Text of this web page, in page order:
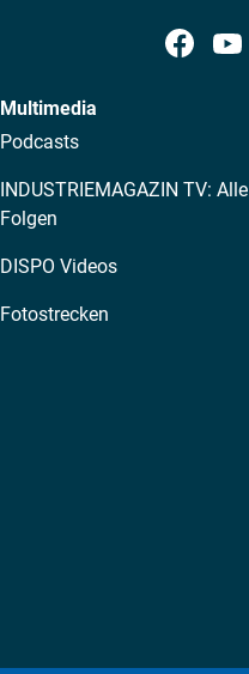
Multimedia
Podcasts
INDUSTRIEMAGAZIN TV: Alle
Folgen
DISPO Videos
Fotostrecken